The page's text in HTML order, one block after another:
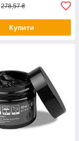
278,57 ₴
Купити